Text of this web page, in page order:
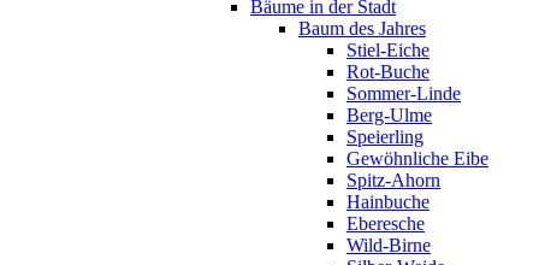
Bäume in der Stadt
Baum des Jahres
Stiel-Eiche
Rot-Buche
Sommer-Linde
Berg-Ulme
Speierling
Gewöhnliche Eibe
Spitz-Ahorn
Hainbuche
Eberesche
Wild-Birne